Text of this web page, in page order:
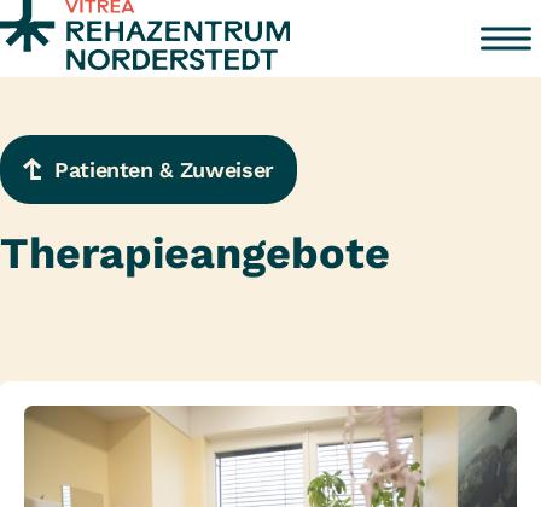
Zum Inhalt springen
Patienten & Zuweiser
Therapieangebote